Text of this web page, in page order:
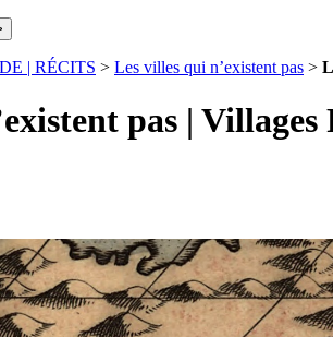
| RÉCITS > Les villes qui n’existent pas >
pas |